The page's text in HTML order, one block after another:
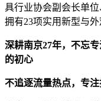
具行业协会副会长单
拥有23项实用新型与
深耕南京27年，不忘
的初心
不追逐流量热点，专